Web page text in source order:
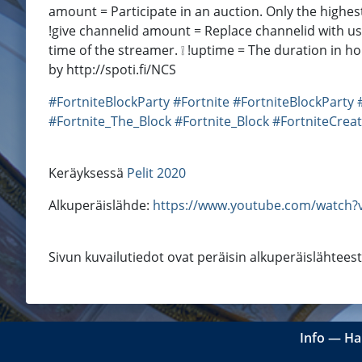
amount = Participate in an auction. Only the
!give channelid amount = Replace channelid with
time of the streamer. ❕ !uptime = The duration in
by http://spoti.fi/NCS
#FortniteBlockParty#Fortnite#FortniteBlockParty
#Fortnite_The_Block#Fortnite_Block
Keräyksessä Pelit 2020
Alkuperäislähde: https://www.youtube.com/
Sivun kuvailutiedot ovat peräisin
Info ―